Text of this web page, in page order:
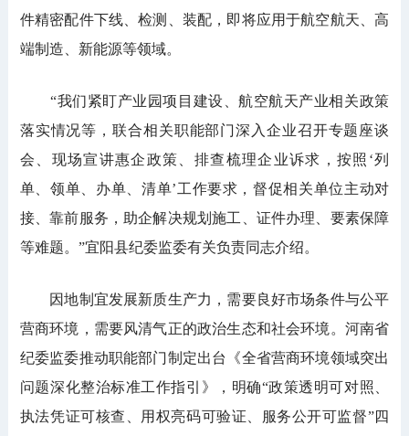
件精密配件下线、检测、装配，即将应用于航空航天、高
端制造、新能源等领域。
“我们紧盯产业园项目建设、航空航天产业相关政策
落实情况等，联合相关职能部门深入企业召开专题座谈
会、现场宣讲惠企政策、排查梳理企业诉求，按照‘列
单、领单、办单、清单’工作要求，督促相关单位主动对
接、靠前服务，助企解决规划施工、证件办理、要素保障
等难题。”宜阳县纪委监委有关负责同志介绍。
因地制宜发展新质生产力，需要良好市场条件与公平
营商环境，需要风清气正的政治生态和社会环境。河南省
纪委监委推动职能部门制定出台《全省营商环境领域突出
问题深化整治标准工作指引》，明确“政策透明可对照、
执法凭证可核查、用权亮码可验证、服务公开可监督”四